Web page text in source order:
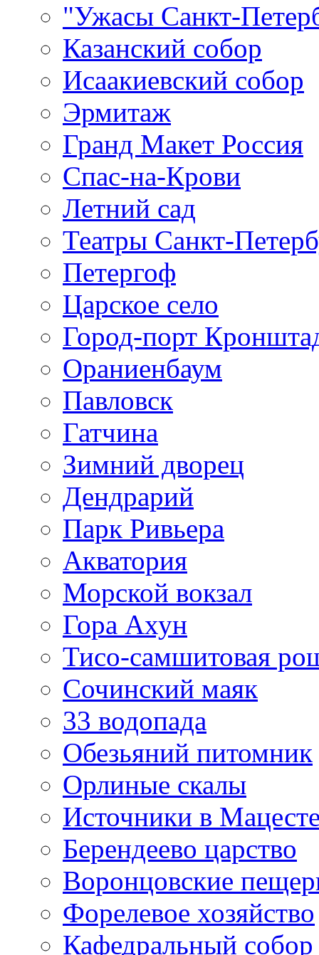
"Ужасы Санкт-
Казанский собор
Исаакиевский собор
Эрмитаж
Гранд Макет Россия
Спас-на-Крови
Летний сад
Театры Санкт-
Петергоф
Царское село
Город-порт
Ораниенбаум
Павловск
Гатчина
Зимний дворец
Дендрарий
Парк Ривьера
Акватория
Морской вокзал
Гора Ахун
Тисо-самшитовая
Сочинский маяк
33 водопада
Обезьяний питомник
Орлиные скалы
Источники в
Берендеево царство
Воронцовские
Форелевое хозяйство
Кафедральный собор